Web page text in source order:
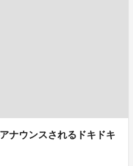
ナウンスされるドキドキ